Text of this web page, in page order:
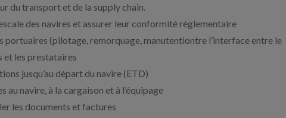
du transport et de la supply chain.
des navires et assurer leur conformité réglementaire
portuaires (pilotage, remorquage, manutentiontre l’interface entre le
et les prestataires
jusqu’au départ du navire (ETD)
navire, à la cargaison et à l’équipage
les documents et factures